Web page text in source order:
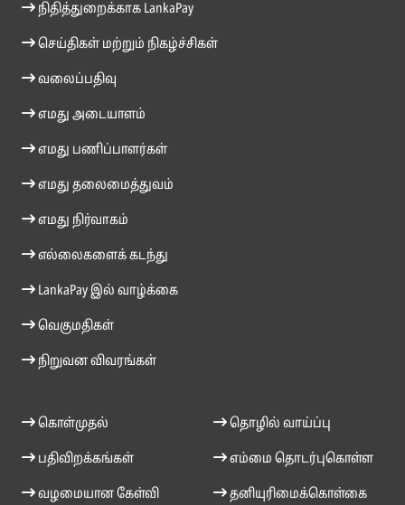
நிதித்துறைக்காக LankaPay
செய்திகள் மற்றும் நிகழ்ச்சிகள்
வலைப்பதிவு
எமது அடையாளம்
எமது பணிப்பாளர்கள்
எமது தலைமைத்துவம்
எமது நிர்வாகம்
எல்லைகளைக் கடந்து
LankaPay இல் வாழ்க்கை
வெகுமதிகள்
நிறுவன விவரங்கள்
கொள்முதல்
பதிவிறக்கங்கள்
வழமையான கேள்வி
தொழில் வாய்ப்பு
எம்மை தொடர்புகொள்ள
தனியுரிமைக்கொள்கை